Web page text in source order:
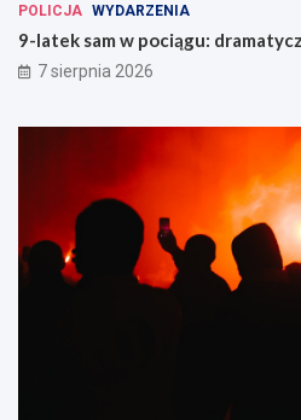
POLICJA WYDARZENIA
9-latek sam w pociągu:
7 sierpnia 2026